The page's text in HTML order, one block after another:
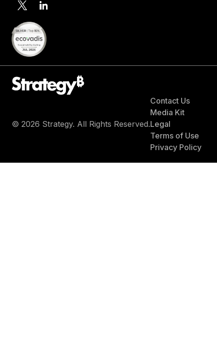
© 2026 Strategy. All Rights Reserved.
Contact Us
Media Kit
Legal
Terms of Use
Privacy Policy